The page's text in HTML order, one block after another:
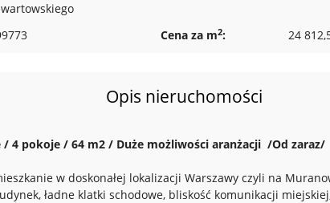
Cena za m2: 24
Opis nieruchomości
/ 4 pokoje / 64 m2 / Duże możliwości aranżacji /Od zaraz/
w doskonałej lokalizacji Warszawy czyli na
ładne klatki schodowe, bliskość komunikacji